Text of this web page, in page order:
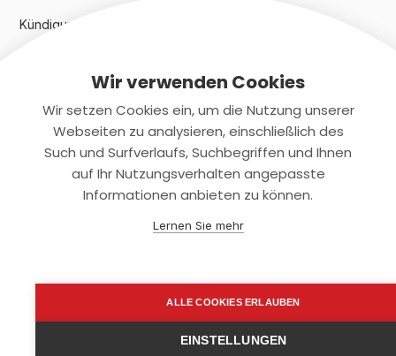
Kündigungsindex 2024
Rechtliches
Datenschutz
support@smartkuendigen.de
Wir verwenden Cookies
Wir setzen Cookies ein, um die Nutzung unserer
Webseiten zu analysieren, einschließlich des
Such und Surfverlaufs, Suchbegriffen und Ihnen
auf Ihr Nutzungsverhalten angepasste
Informationen anbieten zu können.
Lernen Sie mehr
ALLE COOKIES ERLAUBEN
EINSTELLUNGEN